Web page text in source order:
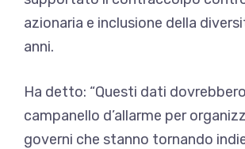
azionaria e inclusione della
anni.
Ha detto: “Questi dati
campanello d’allarme per
governi che stanno tornando